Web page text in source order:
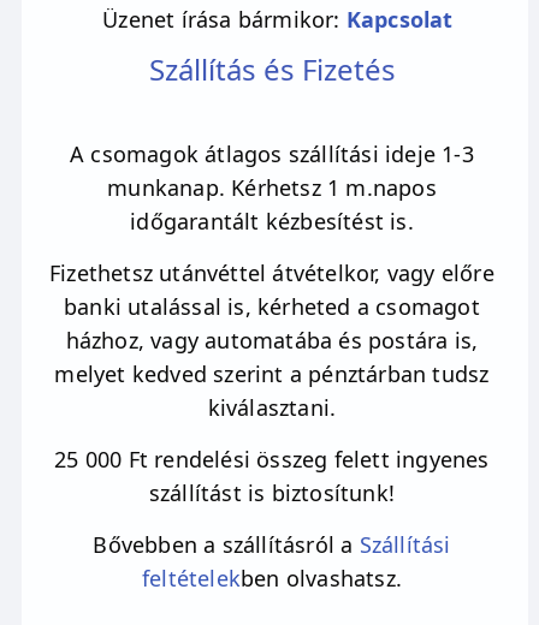
Üzenet írása bármikor: Kapcsolat
Szállítás és Fizetés
A csomagok átlagos szállítási ideje 1-3
munkanap. Kérhetsz 1 m.napos
időgarantált kézbesítést is.
Fizethetsz utánvéttel átvételkor, vagy előre
banki utalással is, kérheted a csomagot
házhoz, vagy automatába és postára is,
melyet kedved szerint a pénztárban tudsz
kiválasztani.
25 000 Ft rendelési összeg felett ingyenes
szállítást is biztosítunk!
Bővebben a szállításról a Szállítási
feltételekben olvashatsz.